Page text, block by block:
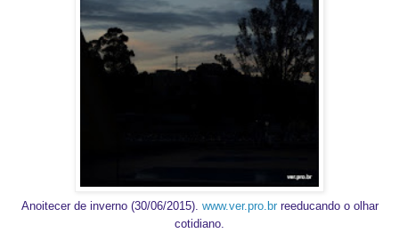
Anoitecer de inverno (30/06/2015). www.ver.pro.brreeducando o olhar
cotidiano.